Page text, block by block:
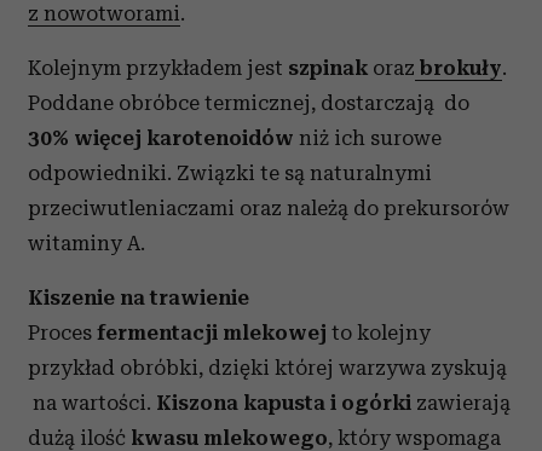
z nowotworami.
Kolejnym przykładem jest szpinak oraz brokuły.
Poddane obróbce termicznej, dostarczają do
30% więcej karotenoidów niż ich surowe
odpowiedniki. Związki te są naturalnymi
przeciwutleniaczami oraz należą do prekursorów
witaminy A.
Kiszenie na trawienie
Proces fermentacji mlekowej to kolejny
przykład obróbki, dzięki której warzywa zyskują
na wartości. Kiszona kapusta i ogórki zawierają
dużą ilość kwasu mlekowego, który wspomaga